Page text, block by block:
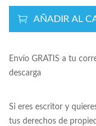
AÑADIR AL
Envío GRATIS a tu
descarga
Si eres escritor y
tus derechos de